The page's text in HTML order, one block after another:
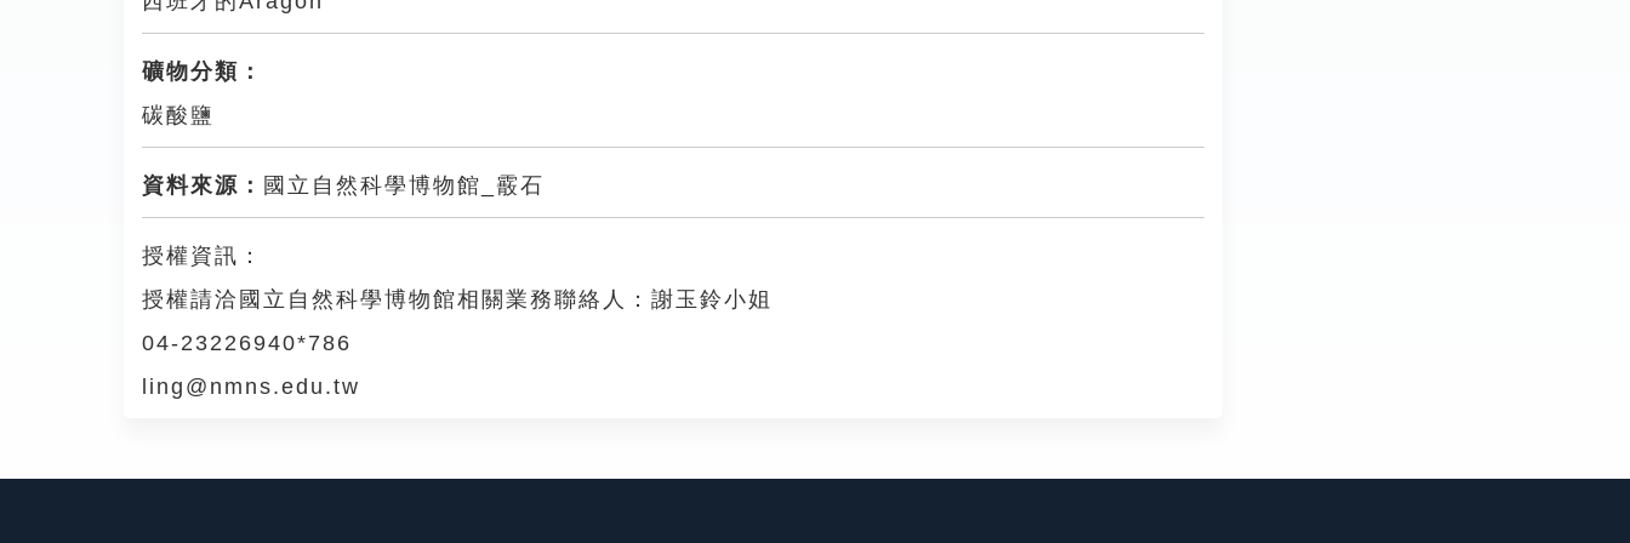
礦物分類：
碳酸鹽
資料來源： 國立自然科學博物館_霰石
授權資訊：
授權請洽國立自然科學博物館相關業務聯絡人：謝玉鈴小姐
04-23226940*786
ling@nmns.edu.tw